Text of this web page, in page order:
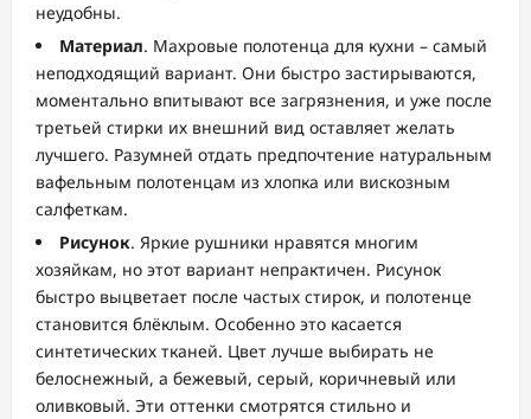
неудобны.
Материал. Махровые полотенца для кухни – самый
неподходящий вариант. Они быстро застирываются,
моментально впитывают все загрязнения, и уже после
третьей стирки их внешний вид оставляет желать
лучшего. Разумней отдать предпочтение натуральным
вафельным полотенцам из хлопка или вискозным
салфеткам.
Рисунок. Яркие рушники нравятся многим
хозяйкам, но этот вариант непрактичен. Рисунок
быстро выцветает после частых стирок, и полотенце
становится блёклым. Особенно это касается
синтетических тканей. Цвет лучше выбирать не
белоснежный, а бежевый, серый, коричневый или
оливковый. Эти оттенки смотрятся стильно и